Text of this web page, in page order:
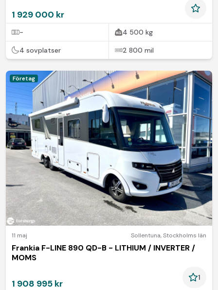
1 929 000 kr
- 4 500 kg
4 sovplatser 2 800 mil
Företag
11 maj Sollentuna,Stockholms län
Frankia F-LINE 890 QD-B - LITHIUM / INVERTER /
MOMS
1 908 995 kr
1